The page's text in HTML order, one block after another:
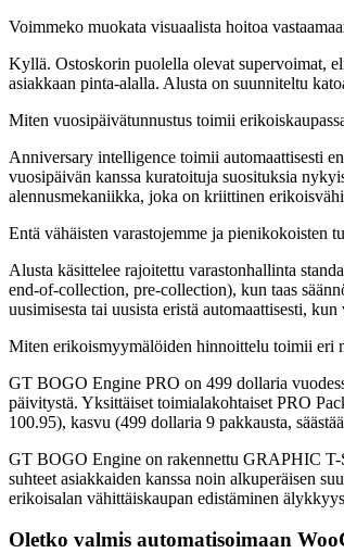
Voimmeko muokata visuaalista hoitoa
Kyllä. Ostoskorin puolella olevat supervoimat,
asiakkaan pinta-alalla. Alusta on suunniteltu
Miten vuosipäivätunnustus toimii
Anniversary intelligence toimii automaattisesti
vuosipäivän kanssa kuratoituja suosituksia
alennusmekaniikka, joka on kriittinen
Entä vähäisten varastojemme ja pienikokoisten
Alusta käsittelee rajoitettu varastonhallinta
end-of-collection, pre-collection), kun taas
uusimisesta tai uusista eristä automaattisesti,
Miten erikoismyymälöiden hinnoittelu toimii eri
GT BOGO Engine PRO on 499 dollaria
päivitystä. Yksittäiset toimialakohtaiset PRO
100.95), kasvu (499 dollaria 9 pakkausta,
GT BOGO Engine on rakennettu GRAPHIC T-
suhteet asiakkaiden kanssa noin alkuperäisen
erikoisalan vähittäiskaupan edistäminen
Oletko valmis automatisoimaan